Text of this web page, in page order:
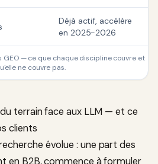
Déjà actif, accélère
en 2025-2026
GEO — ce que chaque discipline couvre et
ne couvre pas.
terrain face aux LLM — et ce
clients
évolue : une part des
en B2B, commence à formuler